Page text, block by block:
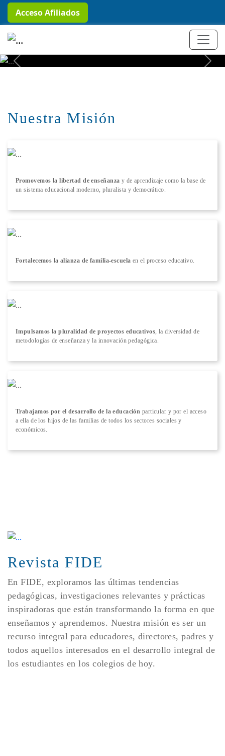
Acceso Afiliados
+ Conocer más
Previous Next
Nuestra Misión
Promovemos la libertad de enseñanza y de aprendizaje como la base de
un sistema educacional moderno, pluralista y democrático.
Fortalecemos la alianza de familia-escuela en el proceso educativo.
Impulsamos la pluralidad de proyectos educativos , la diversidad de
metodologías de enseñanza y la innovación pedagógica.
Trabajamos por el desarrollo de la educación particular y por el acceso
a ella de los hijos de las familias de todos los sectores sociales y
económicos.
Revista FIDE
En FIDE, exploramos las últimas tendencias
pedagógicas, investigaciones relevantes y prácticas
inspiradoras que están transformando la forma en que
enseñamos y aprendemos. Nuestra misión es ser un
recurso integral para educadores, directores, padres y
todos aquellos interesados en el desarrollo integral de
los estudiantes en los colegios de hoy.